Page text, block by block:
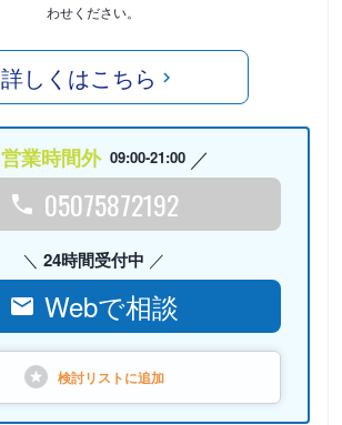
わせください。
詳しくはこちら
営業時間外 09:00-21:00
05075872192
24時間受付中
Webで相談
検討リストに追加